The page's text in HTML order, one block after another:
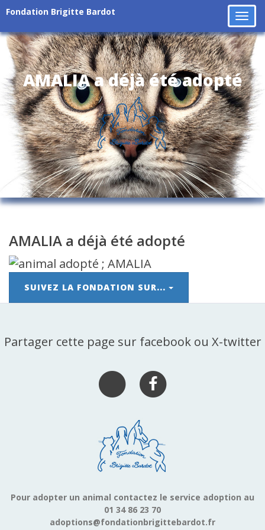
Fondation Brigitte Bardot
AMALIA a déjà été adopté
AMALIA a déjà été adopté
SUIVEZ LA FONDATION SUR...
Partager cette page sur facebook ou X-twitter
Pour adopter un animal contactez le service adoption au
01 34 86 23 70
adoptions@fondationbrigittebardot.fr